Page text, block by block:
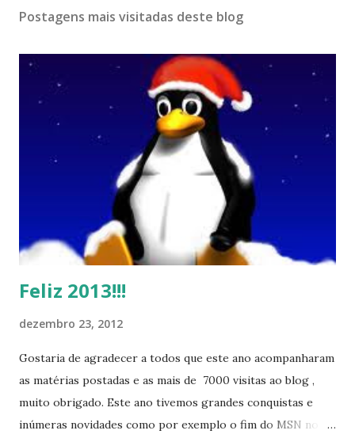
Postagens mais visitadas deste blog
Feliz 2013!!!
dezembro 23, 2012
Gostaria de agradecer a todos que este ano acompanharam
as matérias postadas e as mais de 7000 visitas ao blog ,
muito obrigado. Este ano tivemos grandes conquistas e
inúmeras novidades como por exemplo o fim do MSN no